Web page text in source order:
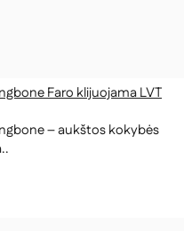
Faro klijuojama LVT
– aukštos kokybės